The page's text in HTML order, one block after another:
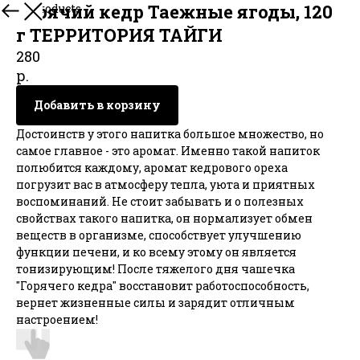
More products
Горячий кедр Таежные ягоды, 120
г ТЕРРИТОРИЯ ТАЙГИ
280
р.
Добавить в корзину
Достоинств у этого напитка большое множество, но
самое главное - это аромат. Именно такой напиток
полюбится каждому, аромат кедрового ореха
погрузит вас в атмосферу тепла, уюта и приятных
воспоминаний. Не стоит забывать и о полезных
свойствах такого напитка, он нормализует обмен
веществ в организме, способствует улучшению
функции печени, и ко всему этому он является
тонизирующим! После тяжелого дня чашечка
"Горячего кедра" восстановит работоспособность,
вернет жизненные силы и зарядит отличным
настроением!